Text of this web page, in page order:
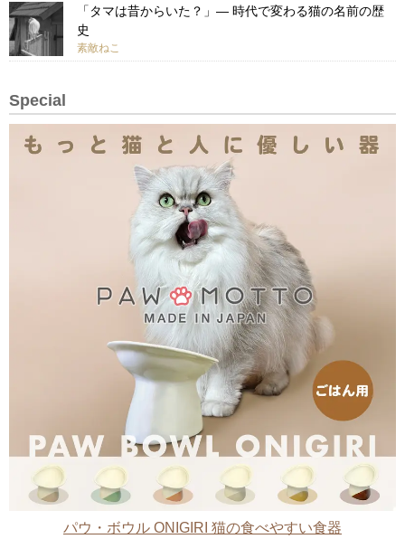
「タマは昔からいた？」— 時代で変わる猫の名前の歴
史
素敵ねこ
Special
パウ・ボウル ONIGIRI 猫の食べやすい食器